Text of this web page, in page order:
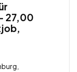
27,00